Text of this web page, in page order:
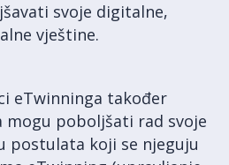
svoje digitalne,
vještine.
eTwinninga također
mogu poboljšati rad svoje
postulata koji se njeguju